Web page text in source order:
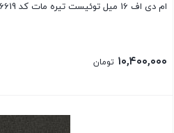
ام دی اف 16 میل توئیست تیره مات کد 6619
۱۰,۴۰۰,۰۰۰ تومان